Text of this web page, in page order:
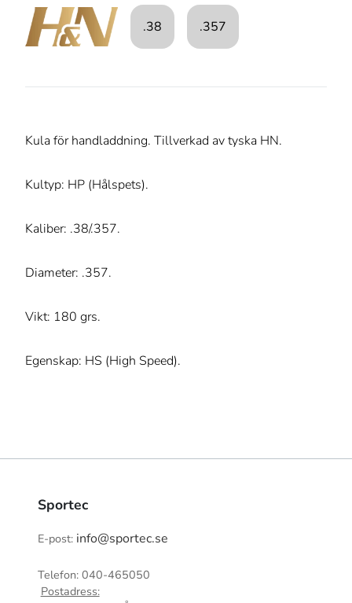
.38 .357
Kula för handladdning. Tillverkad av tyska HN.
Kultyp: HP (Hålspets).
Kaliber: .38/.357.
Diameter: .357.
Vikt: 180 grs.
Egenskap: HS (High Speed).
Sportec
E-post: info@sportec.se
Telefon: 040-465050
Postadress: